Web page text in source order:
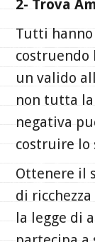
2- Trova
Tutti
costruendo
un valido
non tutta
negativa
costruire lo
Ottenere il
di
la legge di